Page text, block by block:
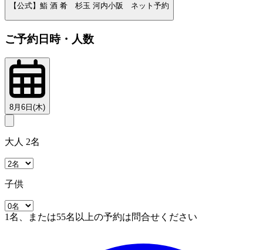
【公式】鮨 酒 肴 杉玉 河内小阪 ネット予約
ご予約日時・人数
8月6日(木)
大人 2名
子供
1名、または55名以上の予約は問合せください